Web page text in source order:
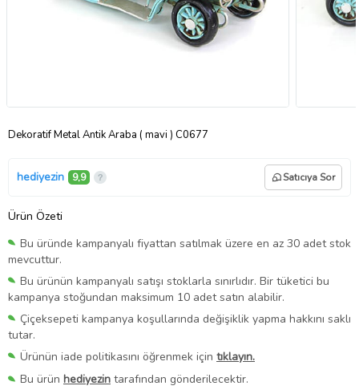
Dekoratif Metal Antik Araba ( mavi ) C0677
hediyezin 9,9 Satıcıya Sor
Ürün Özeti
Bu üründe kampanyalı fiyattan satılmak üzere en az 30 adet stok
mevcuttur.
Bu ürünün kampanyalı satışı stoklarla sınırlıdır. Bir tüketici bu
kampanya stoğundan maksimum 10 adet satın alabilir.
Çiçeksepeti kampanya koşullarında değişiklik yapma hakkını saklı
tutar.
Ürünün iade politikasını öğrenmek için tıklayın.
Bu ürün hediyezin tarafından gönderilecektir.